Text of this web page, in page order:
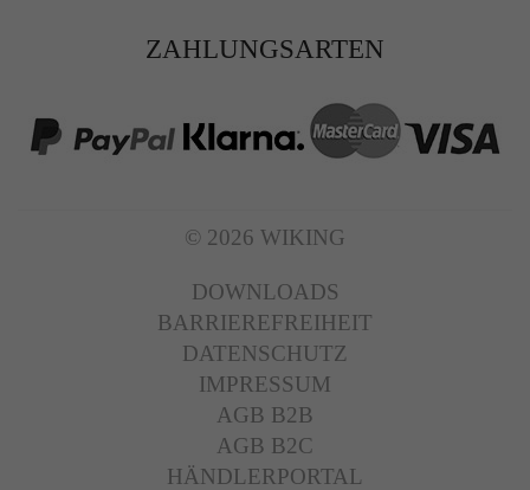
ZAHLUNGSARTEN
© 2026 WIKING
DOWNLOADS
BARRIEREFREIHEIT
DATENSCHUTZ
IMPRESSUM
AGB B2B
AGB B2C
HÄNDLERPORTAL